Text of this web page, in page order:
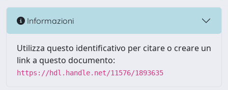
Informazioni
Utilizza questo identificativo per citare o creare un
link a questo documento:
https://hdl.handle.net/11576/1893635